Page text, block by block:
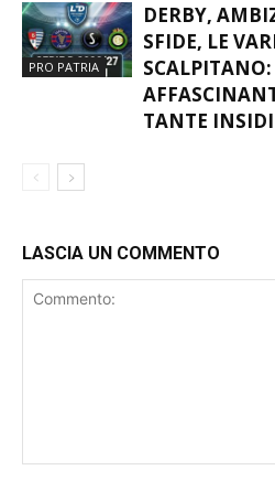
PRO PATRIA
DERBY,
SFIDE, LE
TANTE
LASCIA UN COMMENTO